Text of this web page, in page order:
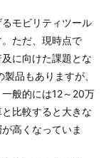
モビリティツール
ただ、現時点で
に向けた課題とな
品もありますが、
般的には12～20万
比較すると大きな
高くなっていま